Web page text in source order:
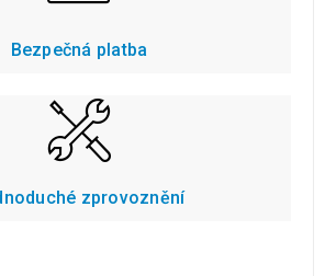
Bezpečná platba
zprovoznění